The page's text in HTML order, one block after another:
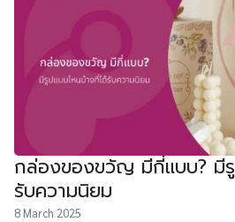
กล่องของขวัญ มีกี่แบบ? มี
รับความนิยม
8 March 2025